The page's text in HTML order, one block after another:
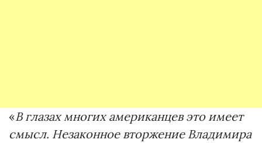
«В глазах многих американцев это имеет
смысл. Незаконное вторжение Владимира